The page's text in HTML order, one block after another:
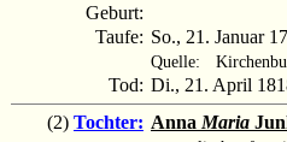
Geburt:
Taufe: So., 21. Januar
Quelle:
Tod: Di., 21. April
(2) Tochter: Anna Maria